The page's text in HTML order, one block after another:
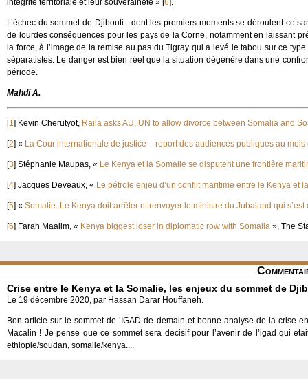
intégrité territoriale et leur souveraineté » 6 .
L’échec du sommet de Djibouti - dont les premiers moments se déroulent ce
de lourdes conséquences pour les pays de la Corne, notamment en laissant
la force, à l’image de la remise au pas du Tigray qui a levé le tabou sur ce
séparatistes. Le danger est bien réel que la situation dégénère dans une
période.
Mahdi A.
[1] Kevin Cherutyot, Raila asks AU, UN to allow divorce between Somalia and
[2] « La Cour internationale de justice – report des audiences publiques au mois
[3] Stéphanie Maupas, « Le Kenya et la Somalie se disputent une frontière
[4] Jacques Deveaux, « Le pétrole enjeu d’un conflit maritime entre le Kenya et
[5] « Somalie. Le Kenya doit arrêter et renvoyer le ministre du Jubaland qui
[6] Farah Maalim, « Kenya biggest loser in diplomatic row with Somalia », The
Crise entre le Kenya et la Somalie, les enjeux du sommet de
Le 19 décembre 2020, par Hassan Darar Houffaneh.
Bon article sur le sommet de ’IGAD de demain et bonne analyse de la crise
Macalin ! Je pense que ce sommet sera decisif pour l’avenir de l’igad qui
ethiopie/soudan, somalie/kenya....